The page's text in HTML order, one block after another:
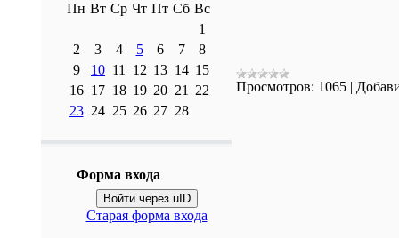
Пн Вт Ср Чт Пт Сб Вс
1
2
3 4 5 6 7
8
9
10 11 12 13 14 15
16 17 18 19 20 21
22
23 24 25 26 27 28
Форма входа
Войти через uID
Старая форма входа
Просмотров: 1065 |